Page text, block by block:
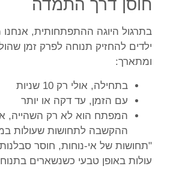
חוסן דרך התמדה
בתרגול היוגה ההתפתחותית,
ילדים להחזיק תנוחה לפרק זמן
ומתארך:
בתחילה, אולי רק 10 שניות
עם הזמן, עד דקה או יותר
המפתח הוא לא רק השהייה,
ההקשבה לתחושות שעולות
"תחושות של אי-נוחות, חוסר
עולות באופן טבעי כשנשארים